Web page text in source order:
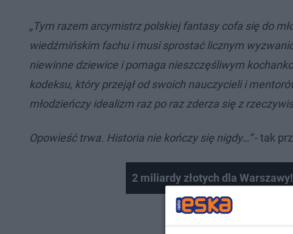
„Tym razem arcymistrz polskiej fantasy cofa się do
wiedźmińskim fachu i musi sprostać licznym
niewinne dziewice i pomaga nieszczęśliwym
kodeksu, który przejął od swoich nauczycieli i
młodzieńczy idealizm raz po raz zderza się z
Opowieść trwa. Historia nie kończy się nigdy…”- tak
2 miliardy złotych dla